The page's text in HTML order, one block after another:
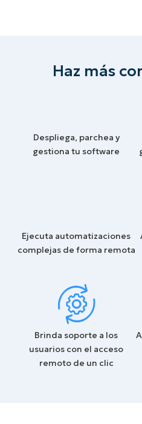
Haz más
Despliega, parchea y
gestiona tu software
Ejecuta automatizaciones
complejas de forma remota
Brinda soporte a los
usuarios con el acceso
remoto de un clic